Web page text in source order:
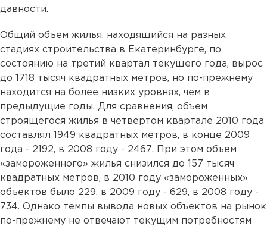
давности.
Общий объем жилья, находящийся на разных
стадиях строительства в Екатеринбурге, по
состоянию на третий квартал текущего года, вырос
до 1718 тысяч квадратных метров, но по-прежнему
находится на более низких уровнях, чем в
предыдущие годы. Для сравнения, объем
строящегося жилья в четвертом квартале 2010 года
составлял 1949 квадратных метров, в конце 2009
года - 2192, в 2008 году - 2467. При этом объем
«замороженного» жилья снизился до 157 тысяч
квадратных метров, в 2010 году «замороженных»
объектов было 229, в 2009 году - 629, в 2008 году -
734. Однако темпы вывода новых объектов на рынок
по-прежнему не отвечают текущим потребностям